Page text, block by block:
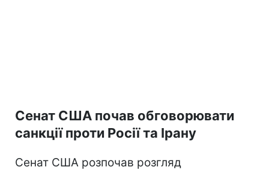
Сенат США почав обговорювати
санкції проти Росії та Ірану
Сенат США розпочав розгляд